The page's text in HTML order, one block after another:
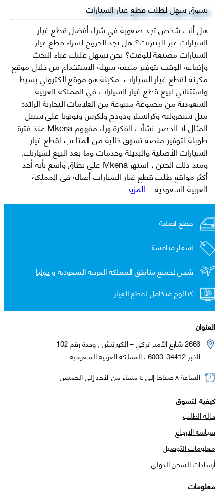
تسوق سهل لطلب قطع غيار السيارات
هل أنت شخص تجد صعوبة في شراء أفضل قطع غيار
السيارات عبر الإنترنت؟ هل تجد الخروج لشراء قطع غيار
السيارات مضيعة للوقت؟ نحن نسهل عليك عناء البحث
وإضاعة الوقت بتوفير منصة سهلة الاستخدام من خلال موقع
مكينة لقطع غيار السيارات. مكينة هو موقع إلكتروني بسيط
واستثنائي لبيع قطع غيار السيارات في المملكة العربية
السعودية من مجموعة متنوعة من العلامات التجارية الرائدة
مثل شيفروليه وكرايسلر ودودج ولكزس وتويوتا على سبيل
المثال لا الحصر. نشأت الفكرة وراء مفهوم Mkena منذ فترة
طويلة لتوفير منصة تسوق خالية من المتاعب لقطع غيار
السيارات الأصلية والبديلة وخدمات وما بعد البيع لسيارتك.
ومنذ ذلك الحين ، اشتهر Mkena على نطاق واسع بأنه أحد
أكثر مواقع طلب قطع غيار السيارات أصالة في المملكة
العربية السعودية...المزيد
قطع اصلية
اسعار منافسة
شحن لجميع مناطق المملكة العربية السعوديه ودولياً
كتالوج متكامل لقطع الغيار
العنوان
2666 شارع الأمير تركي – الكورنيش , وحدة رقم 102
الخبر 34412-6803 , المملكة العربية السعودية
الساعة ٨ صباحًا إلى ٤ مساء من الأحد إلى الخميس
كيفية التسوق
حالة الطلب
سياسة الارجاع
معلومات التوصيل
أرشادات الشحن الدولي
معلومات